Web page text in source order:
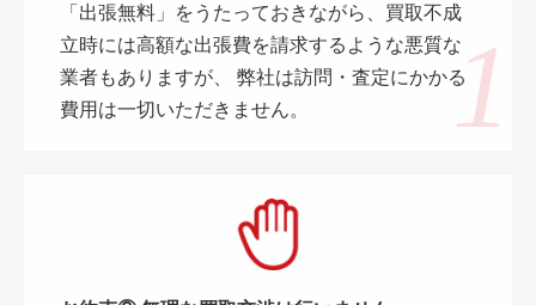
「出張無料」をうたっておきながら、買取不成
立時には高額な出張費を請求するような悪質な
業者もありますが、 弊社は訪問・査定にかかる
費用は一切いただきません。